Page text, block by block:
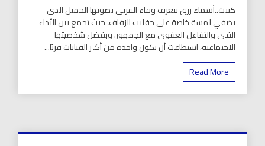
كتبت..أسماء رزق تتعرف وفاء القرني بصوتها الجميل الذي
يضفي لمسة خاصة على حفلات الزفاف، حيث تجمع بين الأداء
الفني والتفاعل العفوي مع الجمهور. وبفضل شخصيتها
الاجتماعية، استطاعت أن تكون واحدة من أكثر الفنانات قربًا...
Read More